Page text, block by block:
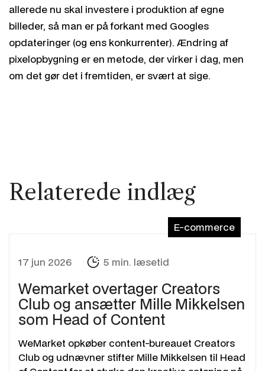
allerede nu skal investere i produktion af egne
billeder, så man er på forkant med Googles
opdateringer (og ens konkurrenter). Ændring af
pixelopbygning er en metode, der virker i dag, men
om det gør det i fremtiden, er svært at sige.
Relaterede indlæg
E-commerce
17 jun 2026 5 min. læsetid
Wemarket overtager Creators
Club og ansætter Mille Mikkelsen
som Head of Content
WeMarket opkøber content-bureauet Creators
Club og udnævner stifter Mille Mikkelsen til Head